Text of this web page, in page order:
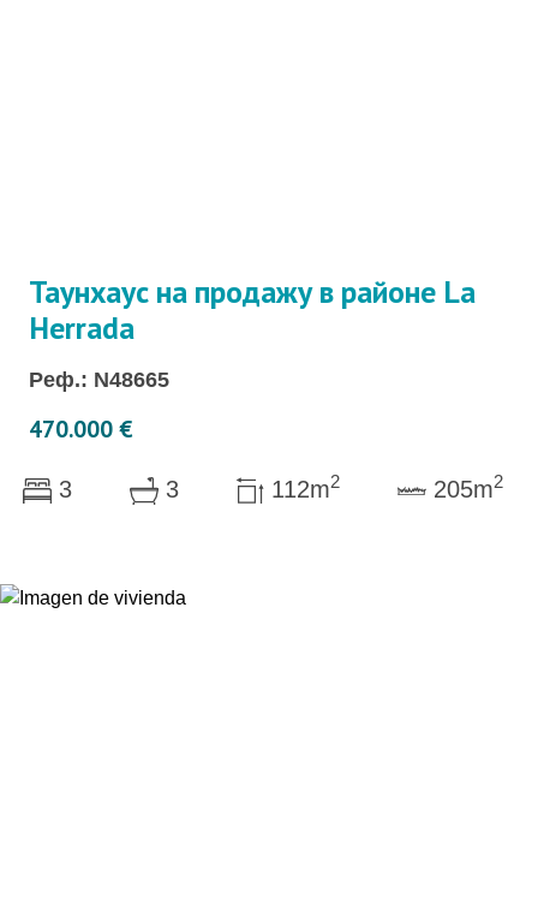
Таунхаус на продажу в районе La
Herrada
Реф.: N48665
470.000 €
3 3 112m2 205m2